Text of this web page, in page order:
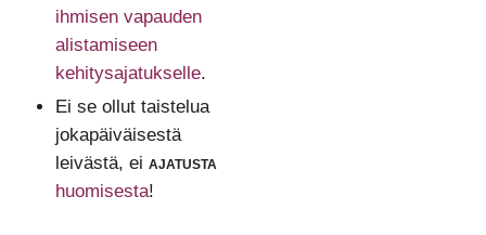
ihmisen vapauden
alistamiseen
kehitysajatukselle.
Ei se ollut taistelua
jokapäiväisestä
leivästä, ei ajatusta
huomisesta!